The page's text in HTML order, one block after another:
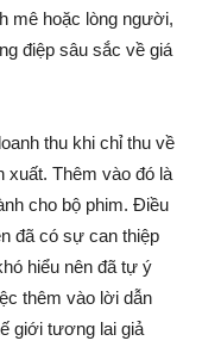
mê hoặc lòng người,
điệp sâu sắc về giá
thu khi chỉ thu về
xuất. Thêm vào đó là
cho bộ phim. Điều
đã có sự can thiệp
hiểu nên đã tự ý
thêm vào lời dẫn
giới tương lai giả